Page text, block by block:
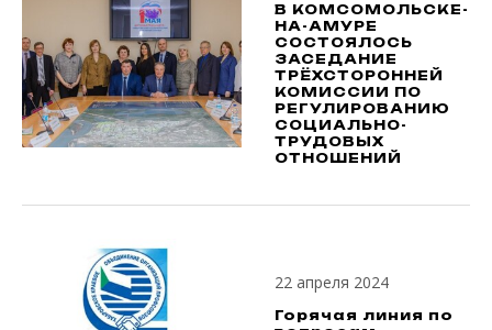
В КОМСОМОЛЬСКЕ-
НА-АМУРЕ
СОСТОЯЛОСЬ
ЗАСЕДАНИЕ
ТРЁХСТОРОННЕЙ
КОМИССИИ ПО
РЕГУЛИРОВАНИЮ
СОЦИАЛЬНО-
ТРУДОВЫХ
ОТНОШЕНИЙ
22 апреля 2024
Горячая линия по